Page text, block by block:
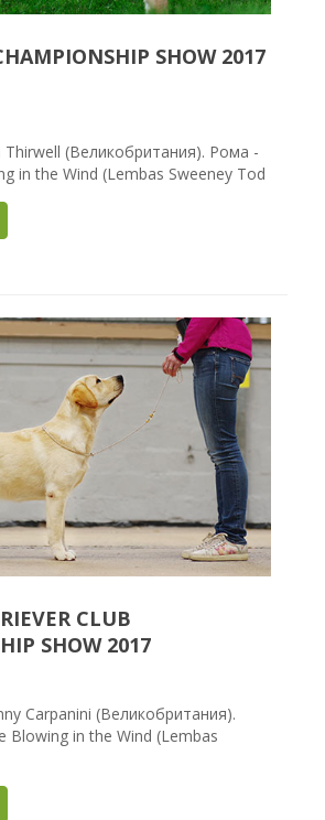
SHOW 2017
Thirwell (Великобритания). Рома -
in the Wind (Lembas Sweeney Tod
CLUB
SHOW 2017
Carpanini (Великобритания).
Blowing in the Wind (Lembas